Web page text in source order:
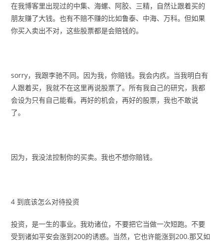
在我博客里出现过的中集、海螺、阿胶、三精，自然让跟着买的
朋友赚了大钱。也有不赔不赚的比如鲁泰、中海、万科。但如果
你买入卖出不对，这些股票都是会赔钱的。
sorry，我跟李驰不同。因为我，你赔钱。我会内疚。当我明白有
人跟着买，我就不在这里再说股票了。所有我自己的研究，我都
会设为只有自己能看。再好的机会，再好的股票，我也不敢说
了。
因为，我没法控制你的买卖。我也不想你赔钱。
4 到底该怎么对待投资
投资，是一生的事业。我劝诸位，不要把它当做一次短跑。不要
受到诸如平安会涨到200的诱惑。当然，它也许能涨到200.那又如